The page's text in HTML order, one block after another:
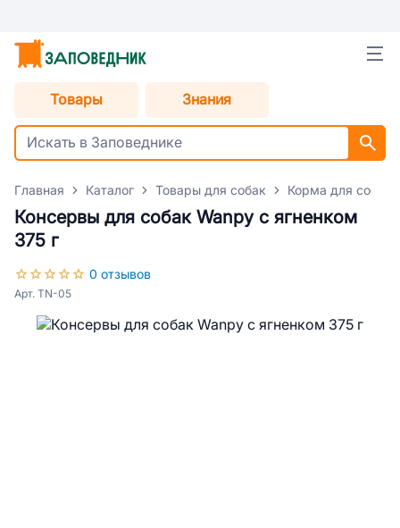
Товары Знания
Главная Каталог Товары для собак Корма для собак
Консервы для собак Wanpy с ягненком
375 г
0 отзывов
Арт. TN-05